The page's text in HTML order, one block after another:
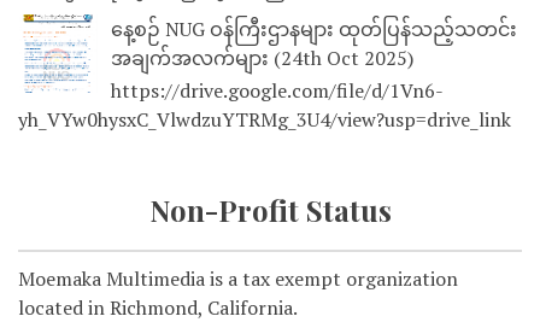
နေ့စဉ် NUG ဝန်ကြီးဌာနများ ထုတ်ပြန်သည့်သတင်း
အချက်အလက်များ (24th Oct 2025)
https://drive.google.com/file/d/1Vn6-
yh_VYw0hysxC_VlwdzuYTRMg_3U4/view?usp=drive_link
Non-Profit Status
Moemaka Multimedia is a tax exempt organization
located in Richmond, California.